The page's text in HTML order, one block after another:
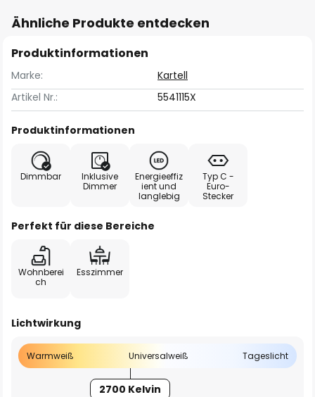
Ähnliche Produkte entdecken
Produktinformationen
Marke:
Kartell
Artikel Nr.:
5541115X
Produktinformationen
Dimmbar
Inklusive
Dimmer
Energieeffiz
ient und
langlebig
Typ C -
Euro-
Stecker
Perfekt für diese Bereiche
Wohnberei
ch
Esszimmer
Lichtwirkung
Warmweiß Universalweiß Tageslicht
2700 Kelvin